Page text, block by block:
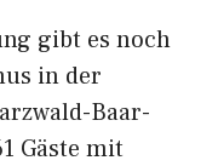
gibt es noch
in der
Baar-
Gäste mit